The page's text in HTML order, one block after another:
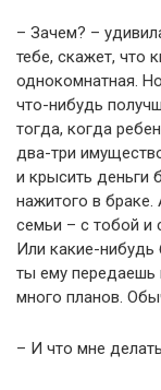
– Зачем? –
тебе, скажет, что
однокомнатная.
что-нибудь
тогда, когда
два-три
и крысить деньги
нажитого в браке.
семьи – с тобой и
Или какие-нибудь
ты ему передаешь
много планов.
– И что мне